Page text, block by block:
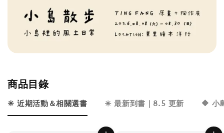
商品目錄
✳️ 近期活動＆相關選書 ✴️ 最新到書｜8.5 更新 🔶 小